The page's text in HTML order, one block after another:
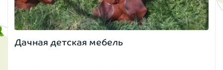
Дачная детская мебель